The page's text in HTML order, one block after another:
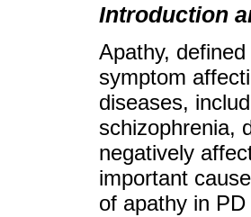
Introduction
Apathy,
symptom
diseases,
schizophrenia,
negatively
important
of apathy in